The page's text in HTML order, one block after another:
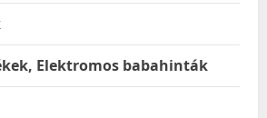
Elektromos babahinták